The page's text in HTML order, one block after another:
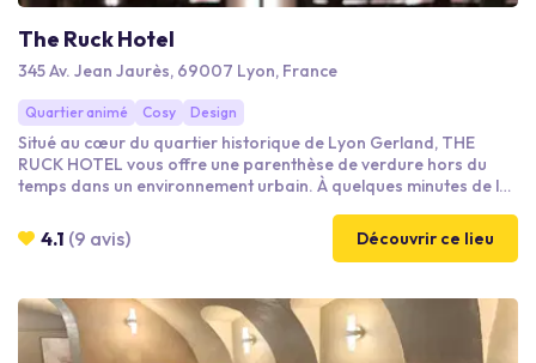
The Ruck Hotel
345 Av. Jean Jaurès, 69007 Lyon, France
Quartier animé Cosy Design
Situé au cœur du quartier historique de Lyon Gerland, THE
RUCK HOTEL vous offre une parenthèse de verdure hors du
temps dans un environnement urbain. À quelques minutes de la
architecture moderne et d'un cadre design. The Ruck Hotel vous
propose un service 4 étoiles trendy basé sur 3 Piliers : "l'Esprit
4.1 (9 avis) Découvrir ce lieu